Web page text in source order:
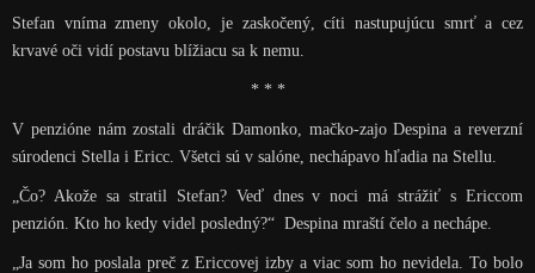
Stefan vníma zmeny okolo, je zaskočený, cíti nastupujúcu smrť a cez
krvavé oči vidí postavu blížiacu sa k nemu.
* * *
V penzióne nám zostali dráčik Damonko, mačko-zajo Despina a reverzní
súrodenci Stella i Ericc. Všetci sú v salóne, nechápavo hľadia na Stellu.
„Čo? Akože sa stratil Stefan? Veď dnes v noci má strážiť s Ericcom
penzión. Kto ho kedy videl posledný?“ Despina mraští čelo a nechápe.
„Ja som ho poslala preč z Ericcovej izby a viac som ho nevidela. To bolo